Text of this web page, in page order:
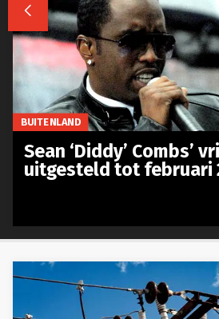

BUITENLAND
Sean ‘Diddy’ Combs’
uitgesteld tot februari